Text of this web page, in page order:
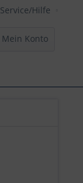
Service/Hilfe
Mein Konto